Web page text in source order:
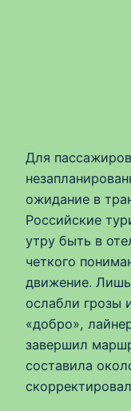
Для
ожидание в
Российские
утру быть в
четкого
движение. Лишь
ослабли грозы
«добро»,
завершил
составила